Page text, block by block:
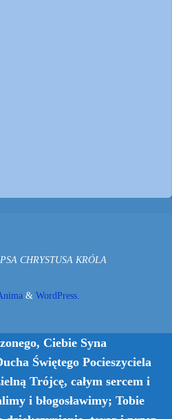
CHRYSTUSA KRÓLA
& WordPress.
Ciebie Syna
Świętego Pocieszyciela
Trójcę, całym sercem i
i błogosławimy; Tobie